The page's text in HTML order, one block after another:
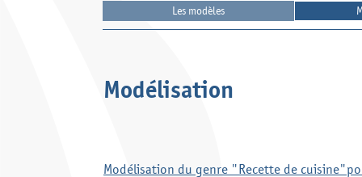
Les modèles
Modélisation
Modélisation du genre "Recette de